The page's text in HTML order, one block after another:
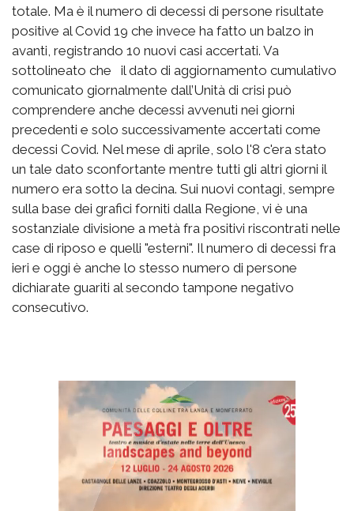
totale. Ma è il numero di decessi di persone risultate
positive al Covid 19 che invece ha fatto un balzo in
avanti, registrando 10 nuovi casi accertati. Va
sottolineato che il dato di aggiornamento cumulativo
comunicato giornalmente dall’Unità di crisi può
comprendere anche decessi avvenuti nei giorni
precedenti e solo successivamente accertati come
decessi Covid. Nel mese di aprile, solo l'8 c'era stato
un tale dato sconfortante mentre tutti gli altri giorni il
numero era sotto la decina. Sui nuovi contagi, sempre
sulla base dei grafici forniti dalla Regione, vi è una
sostanziale divisione a metà fra positivi riscontrati nelle
case di riposo e quelli "esterni". Il numero di decessi fra
ieri e oggi è anche lo stesso numero di persone
dichiarate guariti al secondo tampone negativo
consecutivo.